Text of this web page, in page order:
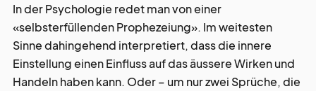
In der Psychologie redet man von einer
«selbsterfüllenden Prophezeiung». Im weitesten
Sinne dahingehend interpretiert, dass die innere
Einstellung einen Einfluss auf das äussere Wirken und
Handeln haben kann. Oder – um nur zwei Sprüche, die